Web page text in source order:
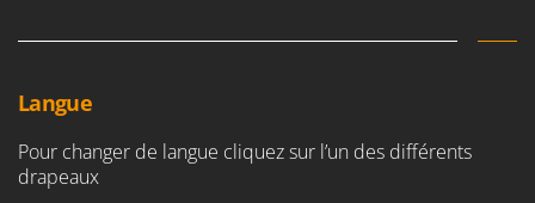
Langue
Pour changer de langue cliquez sur l’un des différents
drapeaux